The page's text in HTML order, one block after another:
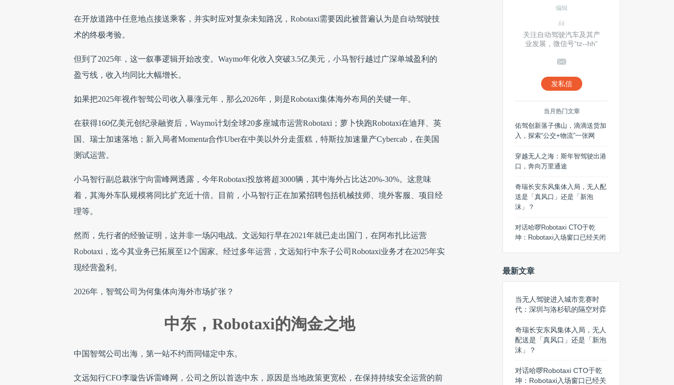
在开放道路中任意地点接送乘客，并实时应对复杂未知路况，Robotaxi需要因此被普遍认为是自动驾驶技
术的终极考验。
但到了2025年，这一叙事逻辑开始改变。Waymo年化收入突破3.5亿美元，小马智行越过广深单城盈利的
盈亏线，收入均同比大幅增长。
如果把2025年视作智驾公司收入暴涨元年，那么2026年，则是Robotaxi集体海外布局的关键一年。
在获得160亿美元创纪录融资后，Waymo计划全球20多座城市运营Robotaxi；萝卜快跑Robotaxi在迪拜、英
国、瑞士加速落地；新入局者Momenta合作Uber在中美以外分走蛋糕，特斯拉加速量产Cybercab，在美国
测试运营。
小马智行副总裁张宁向雷峰网透露，今年Robotaxi投放将超3000辆，其中海外占比达20%-30%。这意味
着，其海外车队规模将同比扩充近十倍。目前，小马智行正在加紧招聘包括机械技师、境外客服、项目经
理等。
然而，先行者的经验证明，这并非一场闪电战。文远知行早在2021年就已走出国门，在阿布扎比运营
Robotaxi，迄今其业务已拓展至12个国家。经过多年运营，文远知行中东子公司Robotaxi业务才在2025年实
现经营盈利。
2026年，智驾公司为何集体向海外市场扩张？
中东，Robotaxi的淘金之地
中国智驾公司出海，第一站不约而同锚定中东。
文远知行CFO李璇告诉雷峰网，公司之所以首选中东，原因是当地政策更宽松，在保持持续安全运营的前
编辑
关注自动驾驶汽车及其产
业发展，微信号“tz--hh”
发私信
当月热门文章
佑驾创新落子佛山，滴滴送货加
入，探索“公交+物流”一张网
穿越无人之海：斯年智驾驶出港
口，奔向万里通途
奇瑞长安东风集体入局，无人配
送是「真风口」还是「新泡
沫」？
对话哈啰Robotaxi CTO于乾
坤：Robotaxi入场窗口已经关闭
最新文章
当无人驾驶进入城市竞赛时
代：深圳与洛杉矶的隔空对弈
奇瑞长安东风集体入局，无人
配送是「真风口」还是「新泡
沫」？
对话哈啰Robotaxi CTO于乾
坤：Robotaxi入场窗口已经关